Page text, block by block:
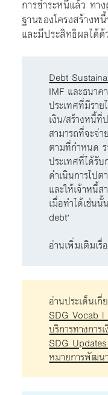
การชำระหนี้แล้ว ทา
ฐานของโครงสร้างห
และมีประสิทธิผลได้ด้
Debt
IMF และธนาค
ประเทศที่มีรา
เงิน/สร้างหนี้ที่
สามารถที่จะจ่
ตามที่กำหนด
ประเทศที่ได้รั
ดำเนินการไป
และให้เจ้าหนี้ส
เมื่อทำได้เช่นนั้
debt’
อ่านเพิ่มเติมเ
อ่านประเด็นเกี่
SDG Vocab
บริการทางการ
SDG
หมายการพัฒน